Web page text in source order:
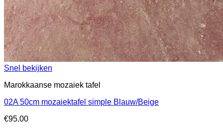
Snel bekijken
Marokkaanse mozaiek tafel
02A 50cm mozaiektafel simple Blauw/Beige
€95.00